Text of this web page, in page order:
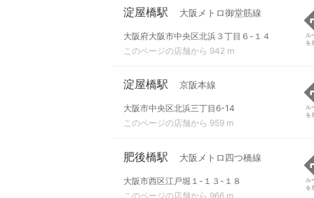
淀屋橋駅 大阪メトロ御堂筋線
大阪府大阪市中央区北浜３丁目６-１４
このページの店舗から 942 m
ル
を
淀屋橋駅 京阪本線
大阪市中央区北浜三丁目6-14
このページの店舗から 959 m
ル
を
肥後橋駅 大阪メトロ四つ橋線
大阪市西区江戸堀１-１３-１８
このページの店舗から 966 m
ル
を